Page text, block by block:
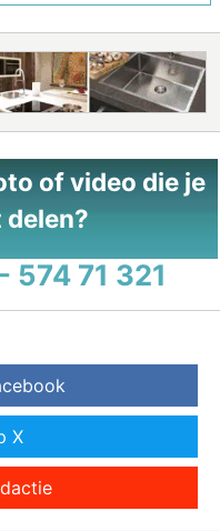
of video die je
574 71 321
X